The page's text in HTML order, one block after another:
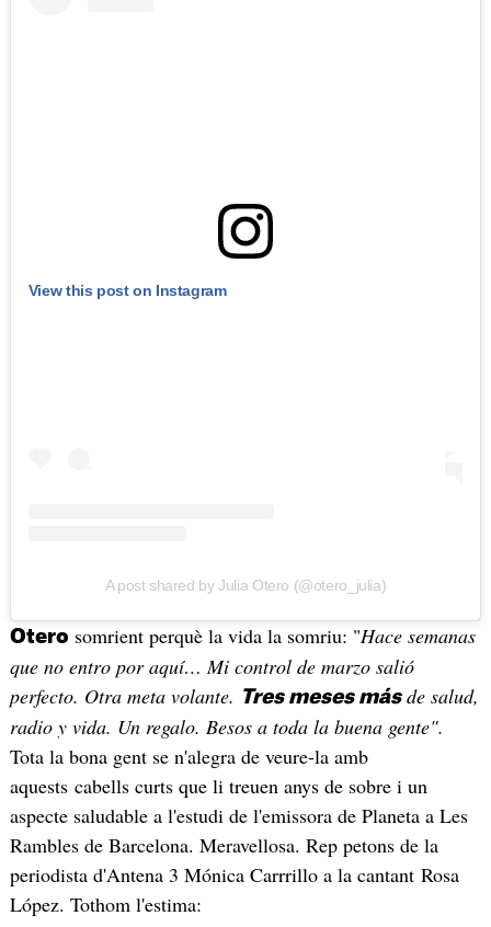
View this post on Instagram
A post shared by Julia Otero (@otero_julia)
Otero somrient perquè la vida la somriu: "Hace semanas
que no entro por aquí… Mi control de marzo salió
perfecto. Otra meta volante. Tres meses másde salud,
radio y vida. Un regalo. Besos a toda la buena gente".
Tota la bona gent se n'alegra de veure-la amb
aquests cabells curts que li treuen anys de sobre i un
aspecte saludable a l'estudi de l'emissora de Planeta a Les
Rambles de Barcelona. Meravellosa. Rep petons de la
periodista d'Antena 3 Mónica Carrrillo a la cantant Rosa
López. Tothom l'estima: